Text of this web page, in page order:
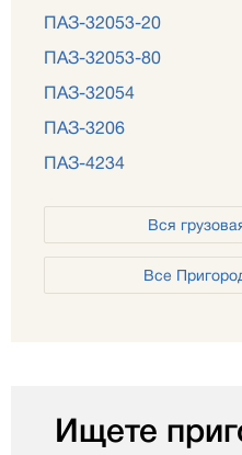
ПАЗ-32053-20
ПАЗ-32053-80
ПАЗ-32054
ПАЗ-3206
ПАЗ-4234
Вся
Все
Ищете